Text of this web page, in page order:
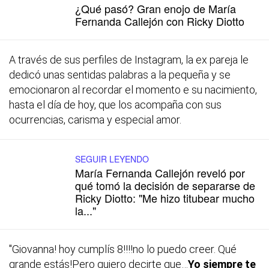
¿Qué pasó? Gran enojo de María
Fernanda Callejón con Ricky Diotto
A través de sus perfiles de Instagram, la ex pareja le
dedicó unas sentidas palabras a la pequeña y se
emocionaron al recordar el momento e su nacimiento,
hasta el día de hoy, que los acompaña con sus
ocurrencias, carisma y especial amor.
SEGUIR LEYENDO
María Fernanda Callejón reveló por
qué tomó la decisión de separarse de
Ricky Diotto: "Me hizo titubear mucho
la..."
"Giovanna! hoy cumplís 8!!!!no lo puedo creer. Qué
grande estás!Pero quiero decirte que… Yo siempre te